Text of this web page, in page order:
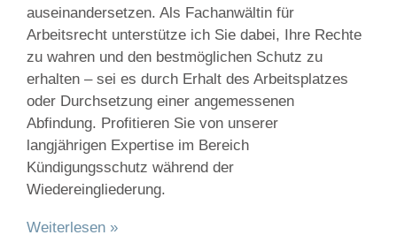
auseinandersetzen. Als Fachanwältin für
Arbeitsrecht unterstütze ich Sie dabei, Ihre Rechte
zu wahren und den bestmöglichen Schutz zu
erhalten – sei es durch Erhalt des Arbeitsplatzes
oder Durchsetzung einer angemessenen
Abfindung. Profitieren Sie von unserer
langjährigen Expertise im Bereich
Kündigungsschutz während der
Wiedereingliederung.
Weiterlesen »